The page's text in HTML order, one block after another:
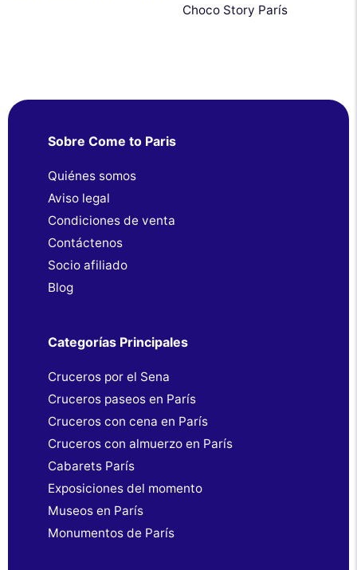
Choco Story París
Sobre Come to Paris
Quiénes somos
Aviso legal
Condiciones de venta
Contáctenos
Socio afiliado
Blog
Categorías Principales
Cruceros por el Sena
Cruceros paseos en París
Cruceros con cena en París
Cruceros con almuerzo en París
Cabarets París
Exposiciones del momento
Museos en París
Monumentos de París